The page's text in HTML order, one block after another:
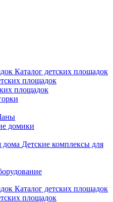
Каталог детских площадок
площадок
домики
Детские комплексы для
Каталог детских площадок